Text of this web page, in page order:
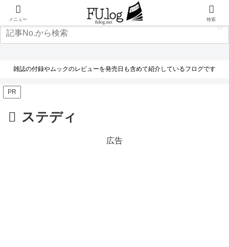
雑誌の付録やムックのレビューを発売日も含めて紹介しているフログです
PR
ステディ
広告
メニュー 検索